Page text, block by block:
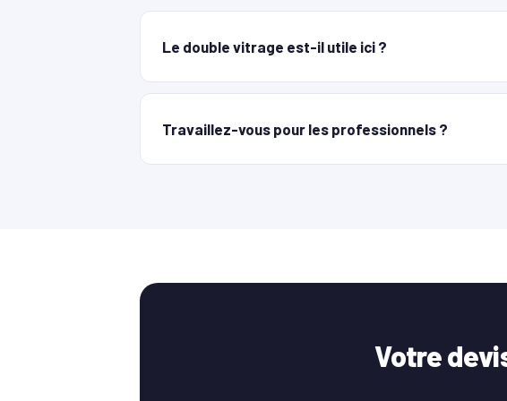
Le double vitrage est-il utile ici ?
Travaillez-vous pour les professionnels ?
Votre